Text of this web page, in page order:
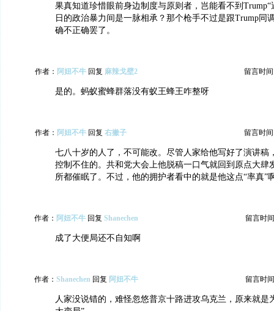
果真知道珍惜眼前身边制度与原则者，岂能看不到Trump“
日的政治暴力间是一脉相承？那个枪手不过是跟Trump同
确不正确罢了。
作者： 阿妞不牛 回复 麻辣戈壁2 留言时间
是的。蚂蚁蜜蜂群落没有蚁王蜂王咋整呀
作者： 阿妞不牛 回复 右撇子 留言时间
七八十岁的人了，不可能改。尽管人家给他写好了演讲稿
控制不住的。共和党大会上他脱稿一口气就回到原点大肆
所都催眠了。不过，他的拥护者看中的就是他这点“率真”
作者： 阿妞不牛 回复 Shanechen 留言时
成了大便局还不自知啊
作者： Shanechen 回复 阿妞不牛 留言时
人家没说错的，难怪忽悠普京十路进攻乌克兰，原来就是